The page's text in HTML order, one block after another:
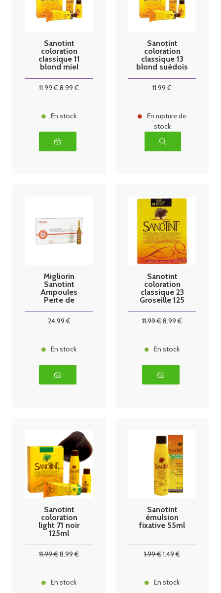
Sanotint
coloration
classique 11
blond miel
11.99€8.99 €
En stock
Sanotint
coloration
classique 13
blond suédois
11.99 €
En rupture de
stock
Migliorin
Sanotint
Ampoules
Perte de
24.99€
En stock
Sanotint
coloration
classique 23
Groseille 125
11.99€8.99 €
En stock
Sanotint
coloration
light 71 noir
125ml
11.99€8.99 €
En stock
Sanotint
émulsion
fixative 55ml
1.99€1.49 €
En stock